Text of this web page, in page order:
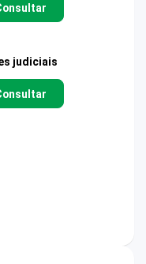
judiciais